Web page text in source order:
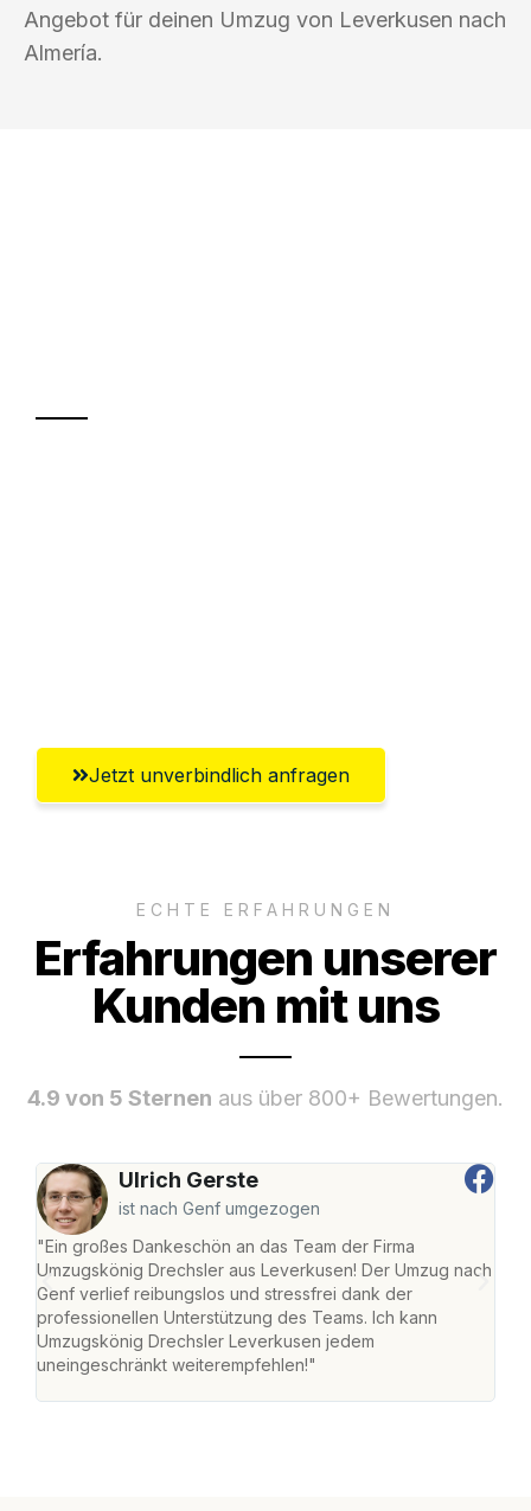
Angebot für deinen Umzug von Leverkusen nach
Almería.
Jetzt unverbindlich anfragen
ECHTE ERFAHRUNGEN
Erfahrungen unserer
Kunden mit uns
4.9 von 5 Sternen aus über 800+ Bewertungen.
Ulrich Gerste
ist nach Genf umgezogen
"Ein großes Dankeschön an das Team der Firma
Umzugskönig Drechsler aus Leverkusen! Der Umzug nach
Genf verlief reibungslos und stressfrei dank der
professionellen Unterstützung des Teams. Ich kann
Umzugskönig Drechsler Leverkusen jedem
uneingeschränkt weiterempfehlen!"